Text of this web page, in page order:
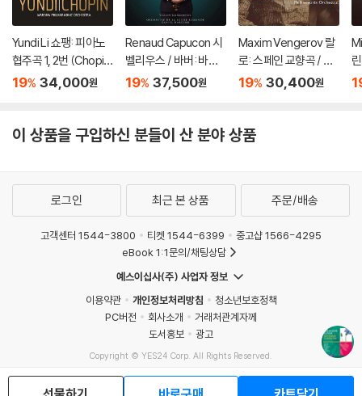
Yundi Li 쇼팽: 피아노
협주곡 1, 2번 (Chopin:
Piano Concertos O
19% 34,000원
Renaud Capucon 시
벨리우스 / 바버: 바이
올린 협주곡 (Sibelius
d]
19% 37,500원
Maxim Vengerov 랄
로: 스페인 교향곡 / 생
상스: 바이올린 협주곡
1 / Saint-Sans: Violin
19% 30,400원
이 상품을 구입하신 분들이 산 분야 상품
로그인 최근 본 상품 주문/배송
고객센터 1544-3800 티켓 1544-6399
중고샵 1566-4295
eBook 1:1문의/채팅상담
예스이십사(주) 사업자 정보
이용약관
개인정보처리방침
청소년보호정책
PC버전
회사소개
거래처관계자께
도서홍보
광고
Copyright © YES24 Corp. All Rights Reserved.